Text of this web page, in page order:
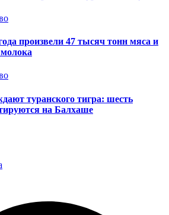
произвели 47 тысяч тонн мяса и
туранского тигра: шесть
на Балхаше